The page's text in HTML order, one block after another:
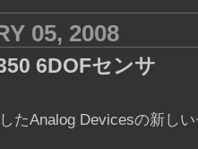
05, 2008
6DOFセンサ
たAnalog Devicesの新し